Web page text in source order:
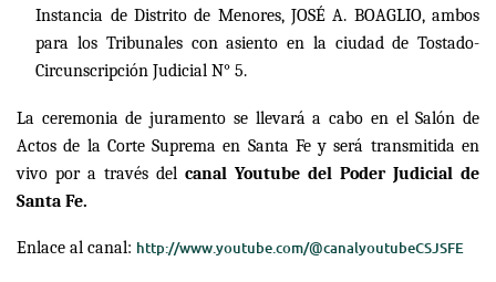
Instancia de Distrito de Menores, JOSÉ A. BOAGLIO, ambos
para los Tribunales con asiento en la ciudad de Tostado-
Circunscripción Judicial N° 5.
La ceremonia de juramento se llevará a cabo en el Salón de
Actos de la Corte Suprema en Santa Fe y será transmitida en
vivo por a través del canal Youtube del Poder Judicial de
Santa Fe.
Enlace al canal: http://www.youtube.com/@canalyoutubeCSJSFE